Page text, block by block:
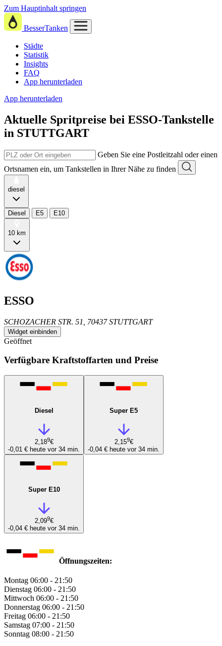
Zum Hauptinhalt springen
BesserTanken
Städte
Statistik
Insights
FAQ
App herunterladen
App herunterladen
Aktuelle Spritpreise bei ESSO-Tankstelle
in STUTTGART
Geben Sie eine Postleitzahl oder einen
Ortsnamen ein, um Tankstellen in Ihrer Nähe zu finden
diesel
Diesel E5 E10
10 km
ESSO
SCHOZACHER STR. 51, 70437 STUTTGART
Widget einbinden
Geöffnet
Verfügbare Kraftstoffarten und Preise
Diesel
2,189€
-0,01 € heute vor 34 min.
Super E5
2,159€
-0,04 € heute vor 34 min.
Super E10
2,099€
-0,04 € heute vor 34 min.
Öffnungszeiten:
Montag 06:00 - 21:50
Dienstag 06:00 - 21:50
Mittwoch 06:00 - 21:50
Donnerstag 06:00 - 21:50
Freitag 06:00 - 21:50
Samstag 07:00 - 21:50
Sonntag 08:00 - 21:50